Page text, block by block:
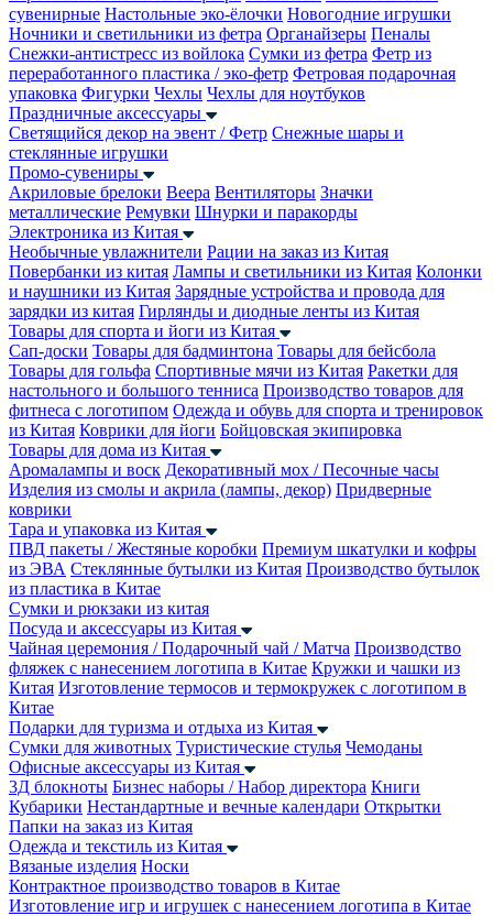
сувенирные Настольные эко-ёлочки Новогодние игрушки
Ночники и светильники из фетра Органайзеры Пеналы
Снежки-антистресс из войлока Сумки из фетра Фетр из
переработанного пластика / эко-фетр Фетровая подарочная
упаковка Фигурки Чехлы Чехлы для ноутбуков
Праздничные аксессуары
Светящийся декор на эвент / Фетр Снежные шары и
стеклянные игрушки
Промо-сувениры
Акриловые брелоки Веера Вентиляторы Значки
металлические Ремувки Шнурки и паракорды
Электроника из Китая
Необычные увлажнители Рации на заказ из Китая
Повербанки из китая Лампы и светильники из Китая Колонки
и наушники из Китая Зарядные устройства и провода для
зарядки из китая Гирлянды и диодные ленты из Китая
Товары для спорта и йоги из Китая
Сап-доски Товары для бадминтона Товары для бейсбола
Товары для гольфа Спортивные мячи из Китая Ракетки для
настольного и большого тенниса Производство товаров для
фитнеса с логотипом Одежда и обувь для спорта и тренировок
из Китая Коврики для йоги Бойцовская экипировка
Товары для дома из Китая
Аромалампы и воск Декоративный мох / Песочные часы
Изделия из смолы и акрила (лампы, декор) Придверные
коврики
Тара и упаковка из Китая
ПВД пакеты / Жестяные коробки Премиум шкатулки и кофры
из ЭВА Стеклянные бутылки из Китая Производство бутылок
из пластика в Китае
Сумки и рюкзаки из китая
Посуда и аксессуары из Китая
Чайная церемония / Подарочный чай / Матча Производство
фляжек с нанесением логотипа в Китае Кружки и чашки из
Китая Изготовление термосов и термокружек с логотипом в
Китае
Подарки для туризма и отдыха из Китая
Сумки для животных Туристические стулья Чемоданы
Офисные аксессуары из Китая
3Д блокноты Бизнес наборы / Набор директора Книги
Кубарики Нестандартные и вечные календари Открытки
Папки на заказ из Китая
Одежда и текстиль из Китая
Вязаные изделия Носки
Контрактное производство товаров в Китае
Изготовление игр и игрушек с нанесением логотипа в Китае